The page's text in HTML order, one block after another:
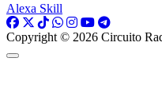
Alexa Skill
Copyright © 2026 Circuito